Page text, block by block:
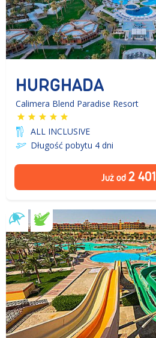
HURGHADA
Calimera Blend Paradise Resort
ALL INCLUSIVE
Długość pobytu 4 dni
Już od 2 401